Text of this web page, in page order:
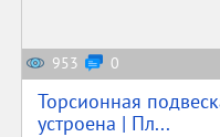
953 0
Торсионная
устроена | Пл...